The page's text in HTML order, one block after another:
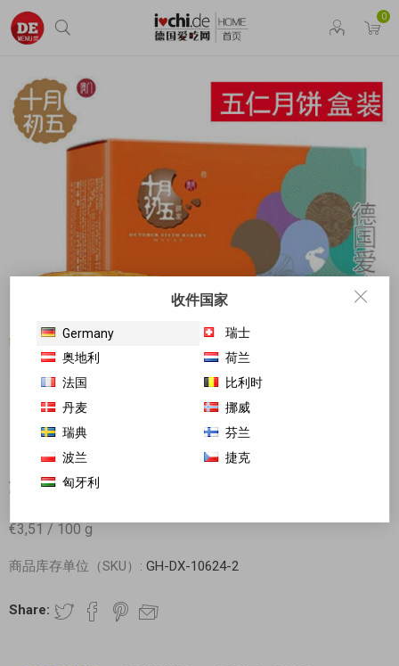
0
澳门十月初五 纯正五仁月饼 单颗盒装 125g
€3,51 / 100 g
商品库存单位（SKU）: GH-DX-10624-2
Share:
收件国家
Germany
瑞士
奥地利
荷兰
法国
比利时
丹麦
挪威
瑞典
芬兰
波兰
捷克
匈牙利